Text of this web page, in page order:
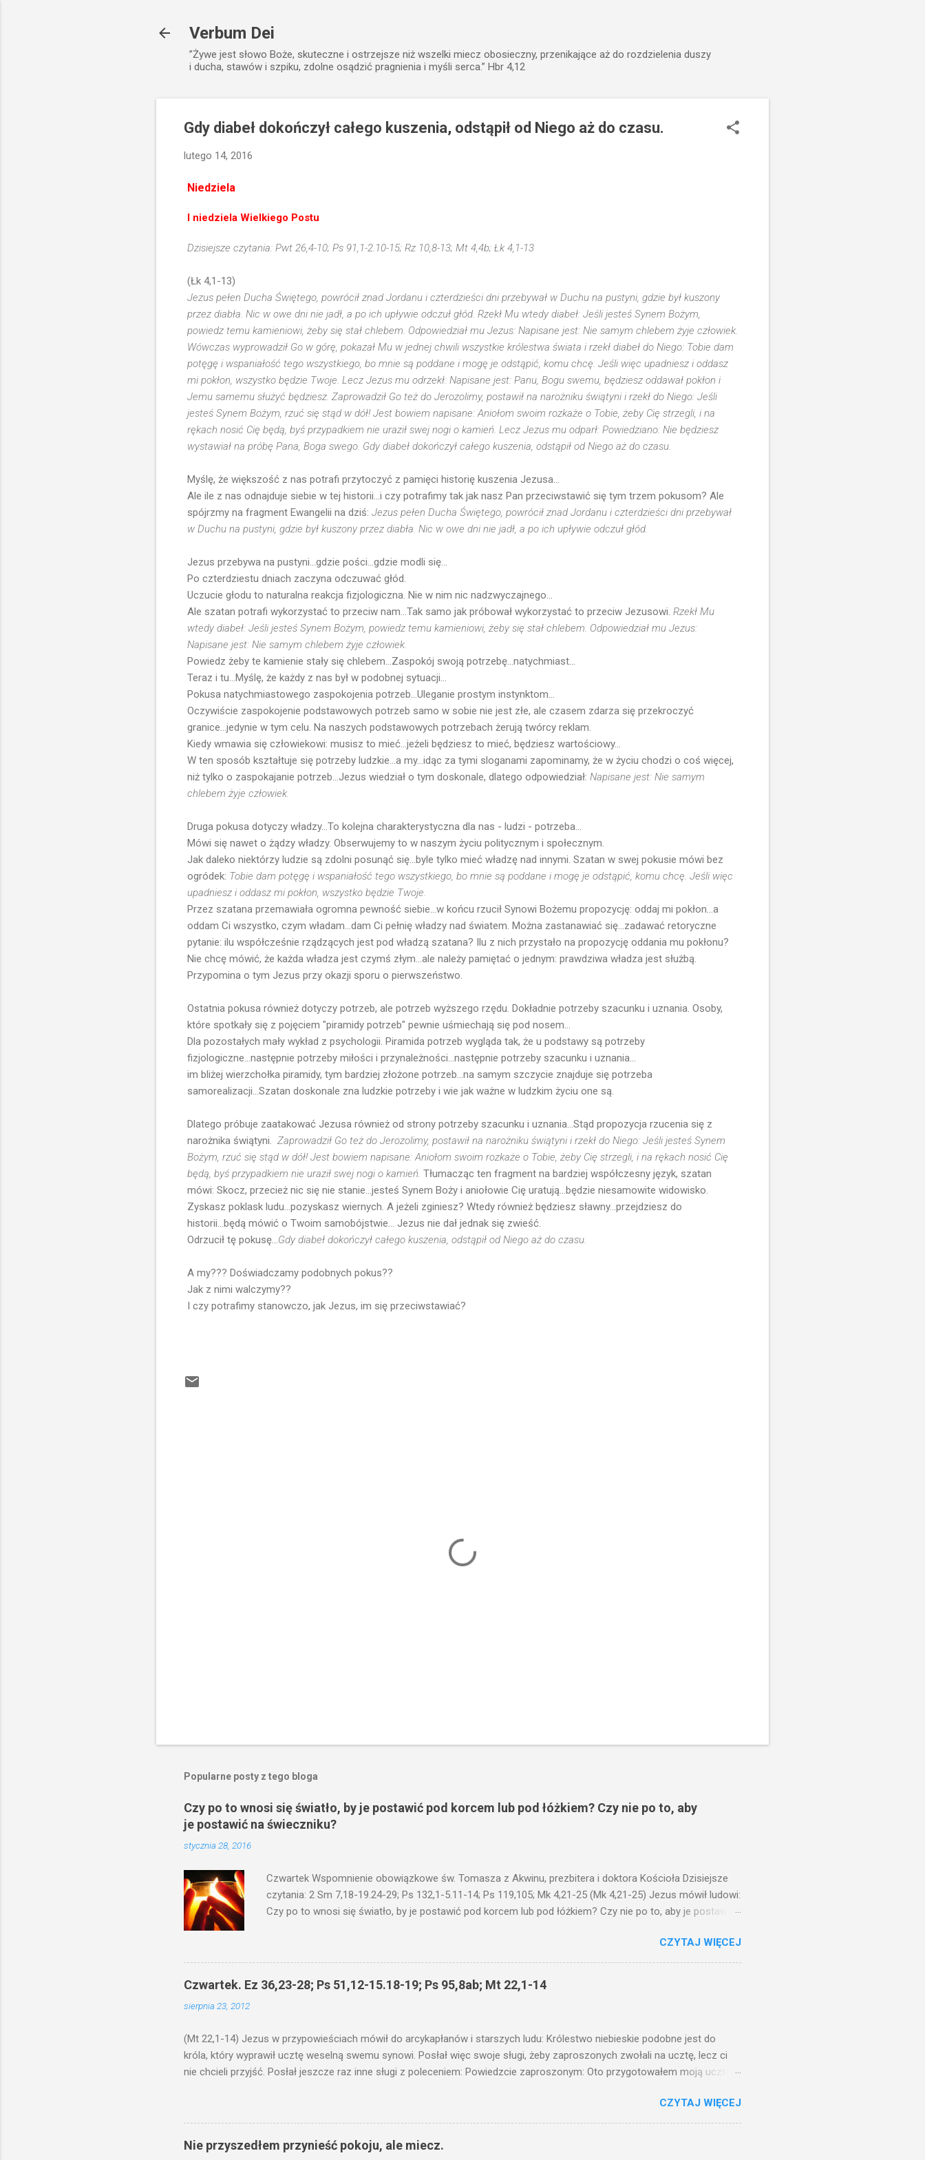
Verbum Dei
”Żywe jest słowo Boże, skuteczne i ostrzejsze niż wszelki miecz obosieczny, przenikające aż do rozdzielenia duszy
i ducha, stawów i szpiku, zdolne osądzić pragnienia i myśli serca.” Hbr 4,12
Gdy diabeł dokończył całego kuszenia, odstąpił od Niego aż do czasu.
lutego 14, 2016
Niedziela
I niedziela Wielkiego Postu
Dzisiejsze czytania: Pwt 26,4-10; Ps 91,1-2.10-15; Rz 10,8-13; Mt 4,4b; Łk 4,1-13
(Łk 4,1-13)
Jezus pełen Ducha Świętego, powrócił znad Jordanu i czterdzieści dni przebywał w Duchu na pustyni, gdzie był kuszony
przez diabła. Nic w owe dni nie jadł, a po ich upływie odczuł głód. Rzekł Mu wtedy diabeł: Jeśli jesteś Synem Bożym,
powiedz temu kamieniowi, żeby się stał chlebem. Odpowiedział mu Jezus: Napisane jest: Nie samym chlebem żyje człowiek.
Wówczas wyprowadził Go w górę, pokazał Mu w jednej chwili wszystkie królestwa świata i rzekł diabeł do Niego: Tobie dam
potęgę i wspaniałość tego wszystkiego, bo mnie są poddane i mogę je odstąpić, komu chcę. Jeśli więc upadniesz i oddasz
mi pokłon, wszystko będzie Twoje. Lecz Jezus mu odrzekł: Napisane jest: Panu, Bogu swemu, będziesz oddawał pokłon i
Jemu samemu służyć będziesz. Zaprowadził Go też do Jerozolimy, postawił na narożniku świątyni i rzekł do Niego: Jeśli
jesteś Synem Bożym, rzuć się stąd w dół! Jest bowiem napisane: Aniołom swoim rozkaże o Tobie, żeby Cię strzegli, i na
rękach nosić Cię będą, byś przypadkiem nie uraził swej nogi o kamień. Lecz Jezus mu odparł: Powiedziano: Nie będziesz
wystawiał na próbę Pana, Boga swego. Gdy diabeł dokończył całego kuszenia, odstąpił od Niego aż do czasu.
Myślę, że większość z nas potrafi przytoczyć z pamięci historię kuszenia Jezusa...
Ale ile z nas odnajduje siebie w tej historii...i czy potrafimy tak jak nasz Pan przeciwstawić się tym trzem pokusom? Ale
spójrzmy na fragment Ewangelii na dziś: Jezus pełen Ducha Świętego, powrócił znad Jordanu i czterdzieści dni przebywał
w Duchu na pustyni, gdzie był kuszony przez diabła. Nic w owe dni nie jadł, a po ich upływie odczuł głód.
Jezus przebywa na pustyni...gdzie pości...gdzie modli się...
Po czterdziestu dniach zaczyna odczuwać głód.
Uczucie głodu to naturalna reakcja fizjologiczna. Nie w nim nic nadzwyczajnego...
Ale szatan potrafi wykorzystać to przeciw nam...Tak samo jak próbował wykorzystać to przeciw Jezusowi. Rzekł Mu
wtedy diabeł: Jeśli jesteś Synem Bożym, powiedz temu kamieniowi, żeby się stał chlebem. Odpowiedział mu Jezus:
Napisane jest: Nie samym chlebem żyje człowiek.
Powiedz żeby te kamienie stały się chlebem...Zaspokój swoją potrzebę...natychmiast...
Teraz i tu...Myślę, że każdy z nas był w podobnej sytuacji...
Pokusa natychmiastowego zaspokojenia potrzeb...Uleganie prostym instynktom...
Oczywiście zaspokojenie podstawowych potrzeb samo w sobie nie jest złe, ale czasem zdarza się przekroczyć
granice...jedynie w tym celu. Na naszych podstawowych potrzebach żerują twórcy reklam.
Kiedy wmawia się człowiekowi: musisz to mieć...jeżeli będziesz to mieć, będziesz wartościowy...
W ten sposób kształtuje się potrzeby ludzkie...a my...idąc za tymi sloganami zapominamy, że w życiu chodzi o coś więcej,
niż tylko o zaspokajanie potrzeb...Jezus wiedział o tym doskonale, dlatego odpowiedział: Napisane jest: Nie samym
chlebem żyje człowiek.
Druga pokusa dotyczy władzy...To kolejna charakterystyczna dla nas - ludzi - potrzeba...
Mówi się nawet o żądzy władzy. Obserwujemy to w naszym życiu politycznym i społecznym.
Jak daleko niektórzy ludzie są zdolni posunąć się...byle tylko mieć władzę nad innymi. Szatan w swej pokusie mówi bez
ogródek: Tobie dam potęgę i wspaniałość tego wszystkiego, bo mnie są poddane i mogę je odstąpić, komu chcę. Jeśli więc
upadniesz i oddasz mi pokłon, wszystko będzie Twoje.
Przez szatana przemawiała ogromna pewność siebie...w końcu rzucił Synowi Bożemu propozycję: oddaj mi pokłon...a
oddam Ci wszystko, czym władam...dam Ci pełnię władzy nad światem. Można zastanawiać się...zadawać retoryczne
pytanie: ilu współcześnie rządzących jest pod władzą szatana? Ilu z nich przystało na propozycję oddania mu pokłonu?
Nie chcę mówić, że każda władza jest czymś złym...ale należy pamiętać o jednym: prawdziwa władza jest służbą.
Przypomina o tym Jezus przy okazji sporu o pierwszeństwo.
Ostatnia pokusa również dotyczy potrzeb, ale potrzeb wyższego rzędu. Dokładnie potrzeby szacunku i uznania. Osoby,
które spotkały się z pojęciem "piramidy potrzeb" pewnie uśmiechają się pod nosem...
Dla pozostałych mały wykład z psychologii. Piramida potrzeb wygląda tak, że u podstawy są potrzeby
fizjologiczne...następnie potrzeby miłości i przynależności...następnie potrzeby szacunku i uznania...
im bliżej wierzchołka piramidy, tym bardziej złożone potrzeb...na samym szczycie znajduje się potrzeba
samorealizacji...Szatan doskonale zna ludzkie potrzeby i wie jak ważne w ludzkim życiu one są.
Dlatego próbuje zaatakować Jezusa również od strony potrzeby szacunku i uznania...Stąd propozycja rzucenia się z
narożnika świątyni. Zaprowadził Go też do Jerozolimy, postawił na narożniku świątyni i rzekł do Niego: Jeśli jesteś Synem
Bożym, rzuć się stąd w dół! Jest bowiem napisane: Aniołom swoim rozkaże o Tobie, żeby Cię strzegli, i na rękach nosić Cię
będą, byś przypadkiem nie uraził swej nogi o kamień. Tłumacząc ten fragment na bardziej współczesny język, szatan
mówi: Skocz, przecież nic się nie stanie...jesteś Synem Boży i aniołowie Cię uratują...będzie niesamowite widowisko.
Zyskasz poklask ludu...pozyskasz wiernych. A jeżeli zginiesz? Wtedy również będziesz sławny...przejdziesz do
historii...będą mówić o Twoim samobójstwie... Jezus nie dał jednak się zwieść.
Odrzucił tę pokusę...Gdy diabeł dokończył całego kuszenia, odstąpił od Niego aż do czasu.
A my??? Doświadczamy podobnych pokus??
Jak z nimi walczymy??
I czy potrafimy stanowczo, jak Jezus, im się przeciwstawiać?
Popularne posty z tego bloga
Czy po to wnosi się światło, by je postawić pod korcem lub pod łóżkiem? Czy nie po to, aby
je postawić na świeczniku?
stycznia 28, 2016
Czwartek Wspomnienie obowiązkowe św. Tomasza z Akwinu, prezbitera i doktora Kościoła Dzisiejsze
czytania: 2 Sm 7,18-19.24-29; Ps 132,1-5.11-14; Ps 119,105; Mk 4,21-25 (Mk 4,21-25) Jezus mówił ludowi:
Czy po to wnosi się światło, by je postawić pod korcem lub pod łóżkiem? Czy nie po to, aby je postawić
niechaj słucha. I mówił im: Uważajcie na to, czego słuchacie. Taką samą miarą, jaką wy mierzycie,
odmierzą wam i jeszcze wam dołożą. Bo kto ma, temu będzie dane; a kto nie ma, pozbawią go i tego, co
ma. W dzisiejszym fragmencie z Ewangelii Jezus kontynuuje przypowieści.... Czy po to wnosi się światło,
by je postawić pod korcem lub pod łóżkiem? Czy nie po to, aby je postawić na świeczniku? Nie ma
CZYTAJ WIĘCEJ
Czwartek. Ez 36,23-28; Ps 51,12-15.18-19; Ps 95,8ab; Mt 22,1-14
sierpnia 23, 2012
(Mt 22,1-14) Jezus w przypowieściach mówił do arcykapłanów i starszych ludu: Królestwo niebieskie podobne jest do
króla, który wyprawił ucztę weselną swemu synowi. Posłał więc swoje sługi, żeby zaproszonych zwołali na ucztę, lecz ci
nie chcieli przyjść. Posłał jeszcze raz inne sługi z poleceniem: Powiedzcie zaproszonym: Oto przygotowałem moją ucztę:
swoje pole, drugi do swego kupiectwa, a inni pochwycili jego sługi i znieważywszy [ich], pozabijali. Na to król uniósł się
gniewem. Posłał swe wojska i kazał wytracić owych zabójców, a miasto ich spalić. Wtedy rzekł swoim sługom: Uczta
wprawdzie jest gotowa, lecz zaproszeni nie byli jej godni. Idźcie więc na rozstajne drogi i zaproście na ucztę wszystkich,
których spotkacie. Słudzy ci wyszli na drogi i sprowadzili wszystkich, których napotkali: złych i dobrych. I sala zapełniła się
CZYTAJ WIĘCEJ
Nie przyszedłem przynieść pokoju, ale miecz.